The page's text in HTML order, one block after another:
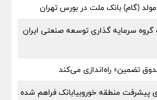
مولد (گام) بانک ملت در بورس تهران
گروه سرمایه گذاری توسعه صنعتی ایران
تضمین» راه‌اندازی می‌کند
پیشرفت منطقه خوروبیابانک فراهم شده